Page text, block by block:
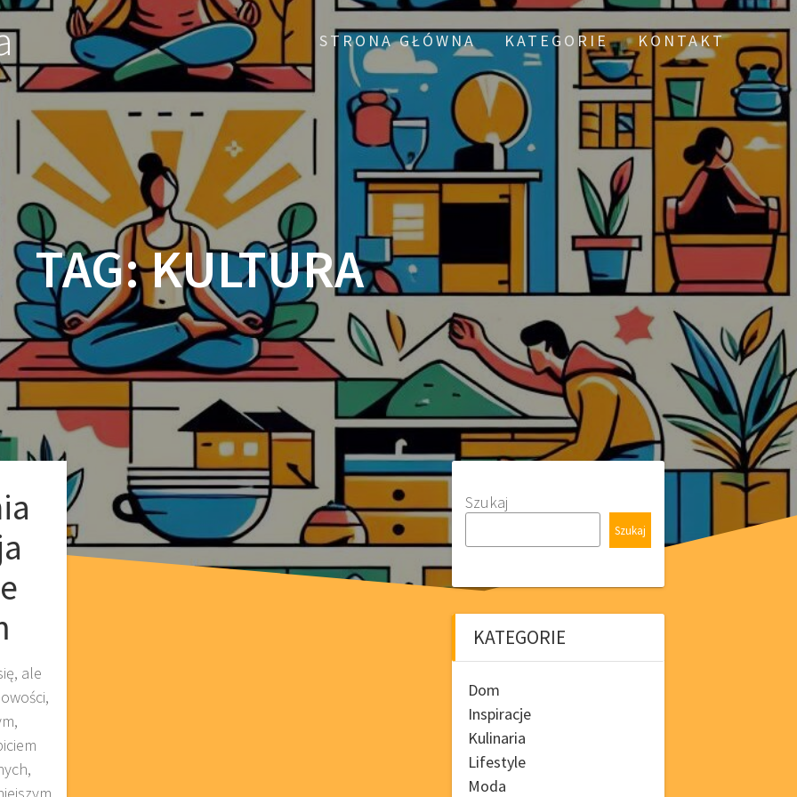
STRONA GŁÓWNA KATEGORIE KONTAKT
TAG:KULTURA
ale
Szukaj
Szukaj
KATEGORIE
Dom
Inspiracje
Kulinaria
Lifestyle
Moda